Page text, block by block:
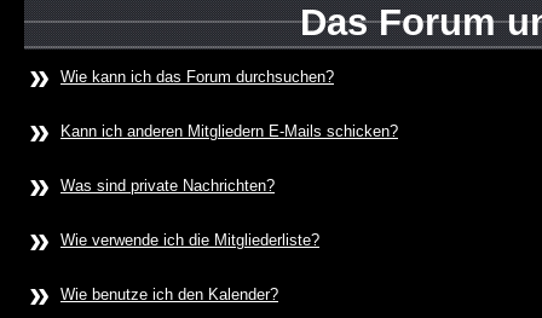
Das Forum
»
Wie kann ich das Forum durchsuchen?
» Kann ich anderen Mitgliedern E-Mails schicken?
» Was sind private Nachrichten?
» Wie verwende ich die Mitgliederliste?
» Wie benutze ich den Kalender?